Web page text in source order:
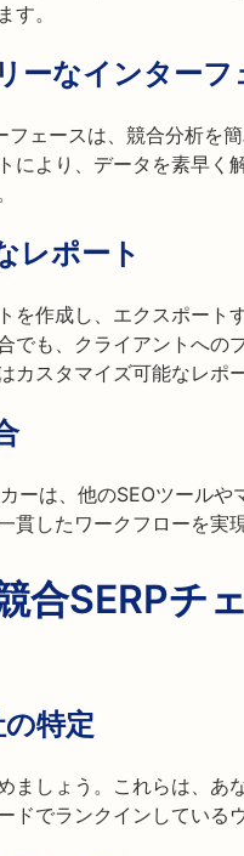
す。
ーなインターフ
ェースは、競合分析を
により、データを素早く
レポート
を作成し、エクスポート
でも、クライアントへの
スタマイズ可能なレポ
ーは、他のSEOツールや
貫したワークフローを実
合SERPチ
特定
ましょう。これらは、あ
ドでランクインしている